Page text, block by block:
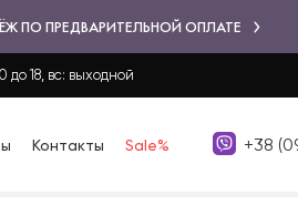
ПО ПРЕДВАРИТЕЛЬНОЙ ОПЛАТЕ
18, вс: выходной
Контакты Sale% +38